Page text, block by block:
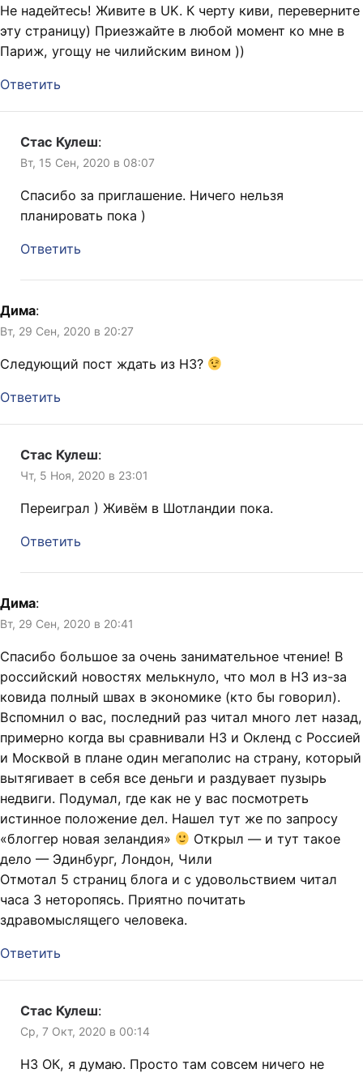
Не надейтесь! Живите в UK. К черту киви, переверните
эту страницу) Приезжайте в любой момент ко мне в
Париж, угощу не чилийским вином ))
Ответить
Стас Кулеш:
Вт, 15 Сен, 2020 в 08:07
Спасибо за приглашение. Ничего нельзя
планировать пока )
Ответить
Дима:
Вт, 29 Сен, 2020 в 20:27
Следующий пост ждать из НЗ?
Ответить
Стас Кулеш:
Чт, 5 Ноя, 2020 в 23:01
Переиграл ) Живём в Шотландии пока.
Ответить
Дима:
Вт, 29 Сен, 2020 в 20:41
Спасибо большое за очень занимательное чтение! В
российский новостях мелькнуло, что мол в НЗ из-за
ковида полный швах в экономике (кто бы говорил).
Вспомнил о вас, последний раз читал много лет назад,
примерно когда вы сравнивали НЗ и Окленд с Россией
и Москвой в плане один мегаполис на страну, который
вытягивает в себя все деньги и раздувает пузырь
недвиги. Подумал, где как не у вас посмотреть
истинное положение дел. Нашел тут же по запросу
«блоггер новая зеландия»
Открыл — и тут такое
дело — Эдинбург, Лондон, Чили
Отмотал 5 страниц блога и с удовольствием читал
часа 3 неторопясь. Приятно почитать
здравомыслящего человека.
Ответить
Стас Кулеш:
Ср, 7 Окт, 2020 в 00:14
НЗ ОК, я думаю. Просто там совсем ничего не